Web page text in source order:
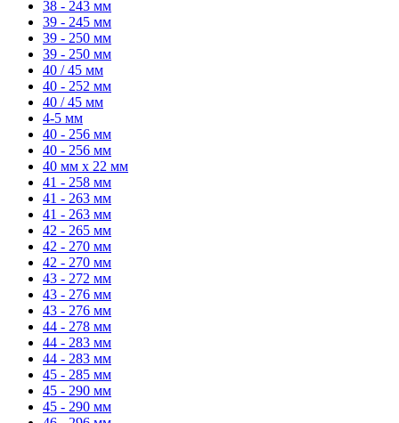
38 - 243 мм
39 - 245 мм
39 - 250 мм
39 - 250 мм
40 / 45 мм
40 - 252 мм
40 / 45 мм
4-5 мм
40 - 256 мм
40 - 256 мм
40 мм x 22 мм
41 - 258 мм
41 - 263 мм
41 - 263 мм
42 - 265 мм
42 - 270 мм
42 - 270 мм
43 - 272 мм
43 - 276 мм
43 - 276 мм
44 - 278 мм
44 - 283 мм
44 - 283 мм
45 - 285 мм
45 - 290 мм
45 - 290 мм